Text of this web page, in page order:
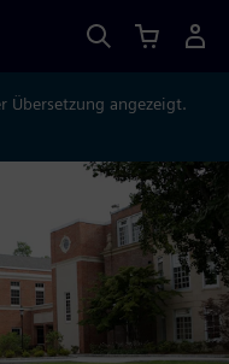
Übersetzung angezeigt.